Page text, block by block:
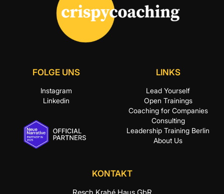
FOLGE UNS
Instagram
Linkedin
LINKS
Lead Yourself
Open Trainings
Coaching for Companies
Consulting
Leadership Training Berlin
About Us
KONTAKT